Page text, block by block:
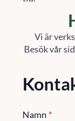
Vi är
Besök vår
Namn *